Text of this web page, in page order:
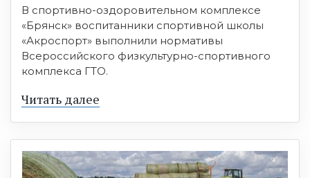
В спортивно-оздоровительном комплексе
«Брянск» воспитанники спортивной школы
«Акроспорт» выполнили нормативы
Всероссийского физкультурно-спортивного
комплекса ГТО.
Читать далее